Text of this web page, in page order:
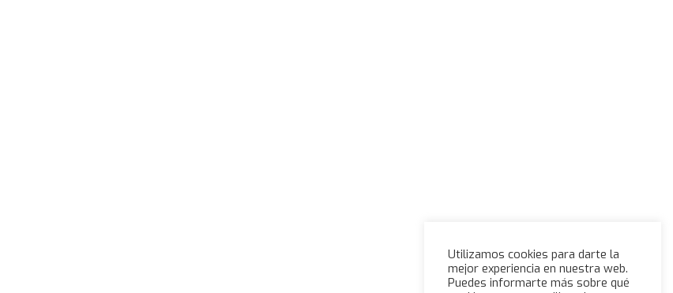
Utilizamos cookies para darte la
mejor experiencia en nuestra web.
Puedes informarte más sobre qué